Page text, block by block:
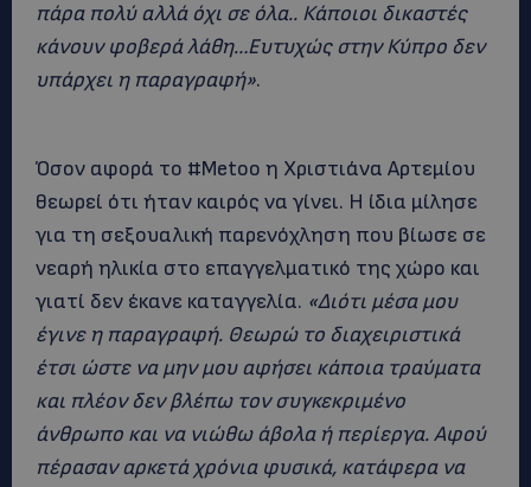
πάρα πολύ αλλά όχι σε όλα.. Κάποιοι δικαστές
κάνουν φοβερά λάθη…Ευτυχώς στην Κύπρο δεν
υπάρχει η παραγραφή».
Όσον αφορά το #Metoo η Χριστιάνα Αρτεμίου
θεωρεί ότι ήταν καιρός να γίνει. Η ίδια μίλησε
για τη σεξουαλική παρενόχληση που βίωσε σε
νεαρή ηλικία στο επαγγελματικό της χώρο και
γιατί δεν έκανε καταγγελία. «Διότι μέσα μου
έγινε η παραγραφή. Θεωρώ το διαχειριστικά
έτσι ώστε να μην μου αφήσει κάποια τραύματα
και πλέον δεν βλέπω τον συγκεκριμένο
άνθρωπο και να νιώθω άβολα ή περίεργα. Αφού
πέρασαν αρκετά χρόνια φυσικά, κατάφερα να